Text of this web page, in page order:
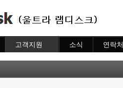
고객지원
질문하기
소식 연락처